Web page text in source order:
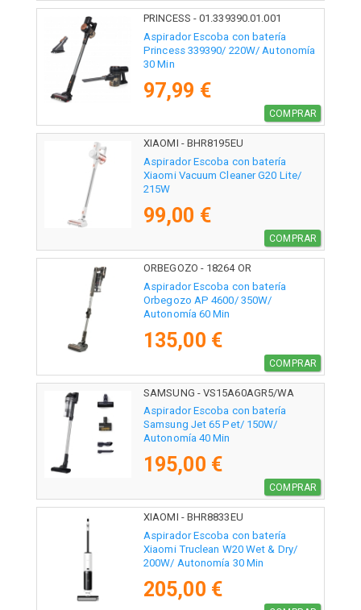
PRINCESS - 01.339390.01.001
Aspirador Escoba con batería
Princess 339390/ 220W/ Autonomía
30 Min
97,99 €
COMPRAR
XIAOMI - BHR8195EU
Aspirador Escoba con batería
Xiaomi Vacuum Cleaner G20 Lite/
215W
99,00 €
COMPRAR
ORBEGOZO - 18264 OR
Aspirador Escoba con batería
Orbegozo AP 4600/ 350W/
Autonomía 60 Min
135,00 €
COMPRAR
SAMSUNG - VS15A60AGR5/WA
Aspirador Escoba con batería
Samsung Jet 65 Pet/ 150W/
Autonomía 40 Min
195,00 €
COMPRAR
XIAOMI - BHR8833EU
Aspirador Escoba con batería
Xiaomi Truclean W20 Wet & Dry/
200W/ Autonomía 30 Min
205,00 €